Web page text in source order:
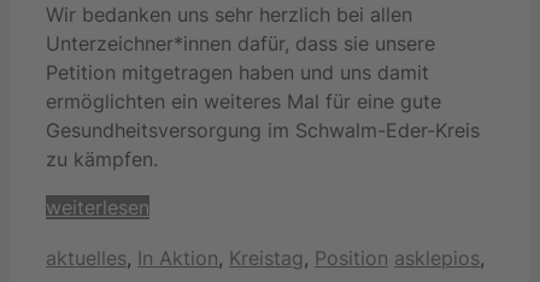
Wir bedanken uns sehr herzlich bei allen
Unterzeichner*innen dafür, dass sie unsere
Petition mitgetragen haben und uns damit
ermöglichten ein weiteres Mal für eine gute
Gesundheitsversorgung im Schwalm-Eder-Kreis
zu kämpfen.
weiterlesen
Kategorien
aktuelles, In Aktion, Kreistag, Position Schlagwörter
asklepios,